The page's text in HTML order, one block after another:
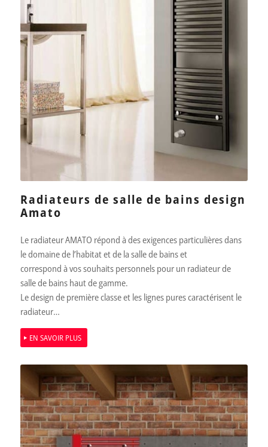
Radiateurs de salle de bains design
Amato
Le radiateur AMATO répond à des exigences particulières dans
le domaine de l’habitat et de la salle de bains et
correspond à vos souhaits personnels pour un radiateur de
salle de bains haut de gamme.
Le design de première classe et les lignes pures caractérisent le
radiateur…
EN SAVOIR PLUS